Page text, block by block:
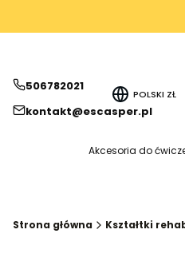
506782021
kontakt@escasper.pl
POLSKI ZŁ
Akcesoria do
Strona główna Kształtki